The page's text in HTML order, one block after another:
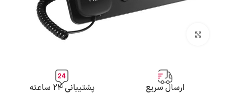
ارسال سریع پشتیبانی ۲۴ ساعته